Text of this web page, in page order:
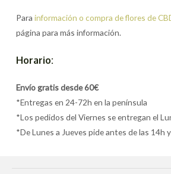
Parainformación o compra de flores de
página para más información.
Horario:
Envío gratis desde 60€
*Entregas en 24-72h en la península
*Los pedidos del Viernes se entregan el
*De Lunes a Jueves pide antes de las 14h